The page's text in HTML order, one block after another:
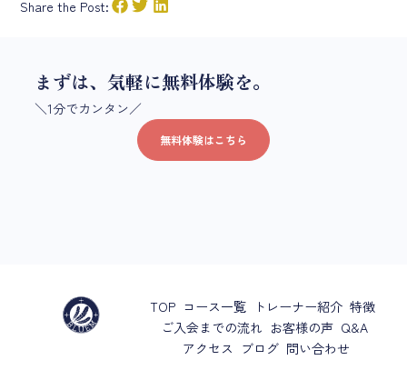
Share the Post:
まずは、気軽に無料体験を。
＼1分でカンタン／
無料体験はこちら
TOP コース一覧 トレーナー紹介 特徴
ご入会までの流れ お客様の声 Q&A
アクセス ブログ 問い合わせ